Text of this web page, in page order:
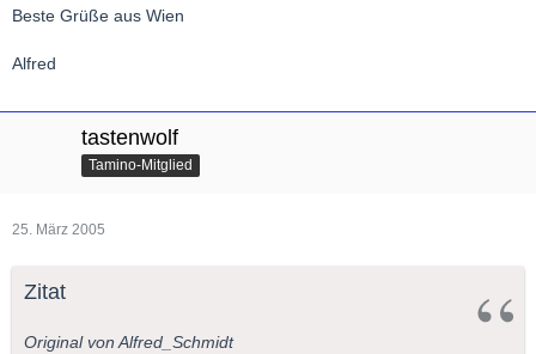
Beste Grüße aus Wien
Alfred
tastenwolf
Tamino-Mitglied
25. März 2005
Zitat
Original von Alfred_Schmidt